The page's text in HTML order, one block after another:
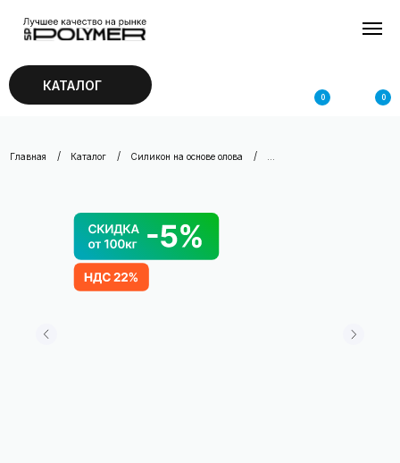
КАТАЛОГ
0 0
Главная / Каталог / Силикон на основе олова /